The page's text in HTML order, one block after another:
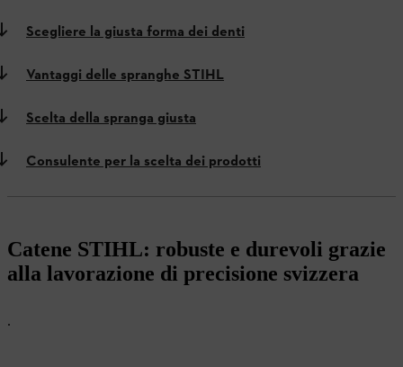
Scegliere la giusta forma dei denti
Vantaggi delle spranghe STIHL
Scelta della spranga giusta
Consulente per la scelta dei prodotti
Catene STIHL: robuste e durevoli grazie
alla lavorazione di precisione svizzera
.